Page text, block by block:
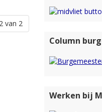
van 2
Column
Werken bij